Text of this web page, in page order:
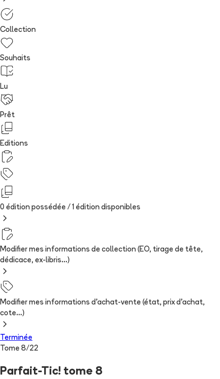
Collection
Souhaits
Lu
Prêt
Editions
0 édition possédée / 1 édition disponibles
Modifier mes informations de collection (EO, tirage de tête,
dédicace, ex-libris...)
Modifier mes informations d'achat-vente (état, prix d'achat,
cote...)
Terminée
Tome 8/22
Parfait-Tic! tome 8